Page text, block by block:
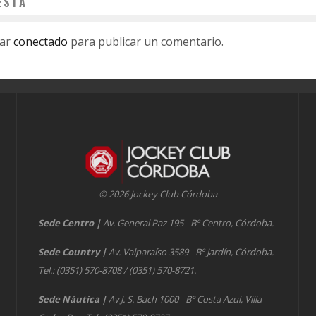
conectado para publicar un comentario.
© 2026 Jockey Club Córdoba
Sede Centro |Av. General Paz 195 - Bº Centro, Córdoba.
Sede Country |Av. Valparaíso 3589 - Bº Jardín, Córdoba.
Tel.: (0351) 570-8708 / (0351) 570-8721.
Sede Náutica |Av J. S. Bach 1000 - Bº Costa Azul, Villa